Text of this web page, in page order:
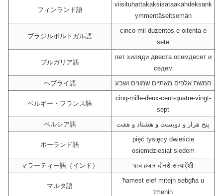
フィンランド語
viisituhattakaksisataakahdeksank
ymmentäseitsemän
ブラジルポルトガル語
cinco mil duzentos e oitenta e
sete
ブルガリア語
пет хиляди двеста осемдесет и
седем
ヘブライ語
חמשת אלפים מאתיים שמונים ושבע
ベルギー・フランス語
cinq-mille-deux-cent-quatre-vingt-
sept
ペルシア語
پنج هزار و دویست و هشتاد و هفت
ポーランド語
pięć tysięcy dwieście
osiemdziesiąt siedem
マラーティー語（インド）
पाच हजार दोनशे सत्त्याऐंशी
マルタ語
ħamest elef mitejn sebgħa u
tmenin